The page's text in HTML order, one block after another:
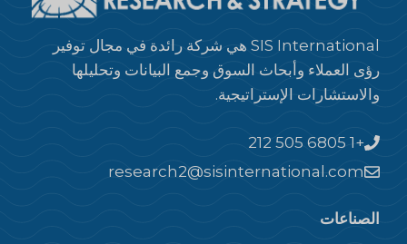
SIS International هي شركة رائدة في مجال توفير
رؤى العملاء وأبحاث السوق وجمع البيانات وتحليلها
والاستشارات الإستراتيجية.
+1 212 505 6805
research2@sisinternational.com
الصناعات